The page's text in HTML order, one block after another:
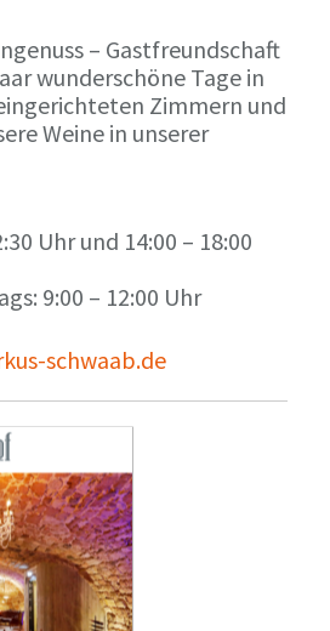
– Gastfreundschaft
wunderschöne Tage in
Zimmern und
Weine in unserer
Uhr und 14:00 – 18:00
9:00 – 12:00 Uhr
schwaab.de